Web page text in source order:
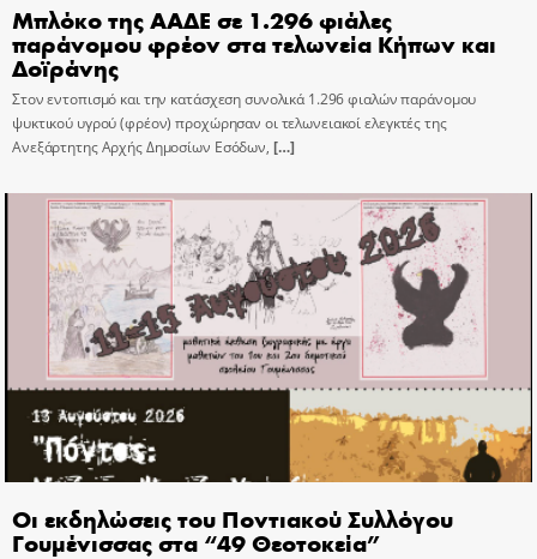
Μπλόκο της ΑΑΔΕ σε 1.296 φιάλες
παράνομου φρέον στα τελωνεία Κήπων και
Δοϊράνης
Στον εντοπισμό και την κατάσχεση συνολικά 1.296 φιαλών παράνομου
ψυκτικού υγρού (φρέον) προχώρησαν οι τελωνειακοί ελεγκτές της
Ανεξάρτητης Αρχής Δημοσίων Εσόδων, […]
Οι εκδηλώσεις του Ποντιακού Συλλόγου
Γουμένισσας στα “49 Θεοτοκεία”